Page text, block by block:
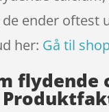
ender oftest
her: Gå til shop
flydende